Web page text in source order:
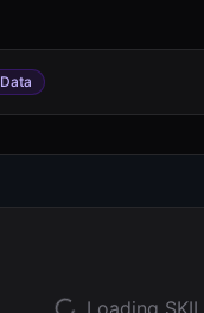
Data
Loading